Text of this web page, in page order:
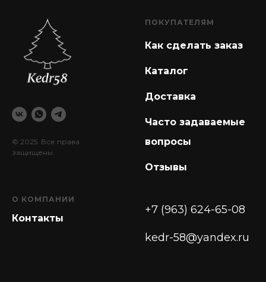
© 2025. Все права
защищены.
ПОКУПАТЕЛЯМ
Как сделать заказ
Каталог
Доставка
Часто задаваемые
вопросы
Отзывы
О КОМПАНИИ
Контакты
+7 (963) 624-65-08
kedr-58@yandex.ru